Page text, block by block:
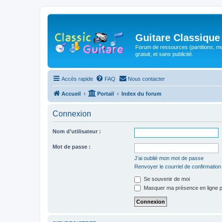
Guitare Classique
Forum de ressources (partitions,
gratuit, et sans publicité.
Accès rapide FAQ Nous contacter
Accueil Portail Index du forum
Connexion
Nom d’utilisateur :
Mot de passe :
J’ai oublié mon mot de passe
Renvoyer le courriel de confirmation
Se souvenir de moi
Masquer ma présence en ligne